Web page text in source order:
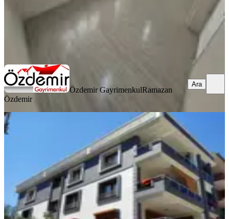
Özdemir GayrimenkulRamazan
Özdemir
Ara
YENİ
Hürriyet Mahallesinde Ebeveyn
Banyolu 3+1 Kiralık Daire
Buca, Hürriyet Mahallesi
3+1·160 m²·3. Kat · 07.08.2026
42.000 ₺